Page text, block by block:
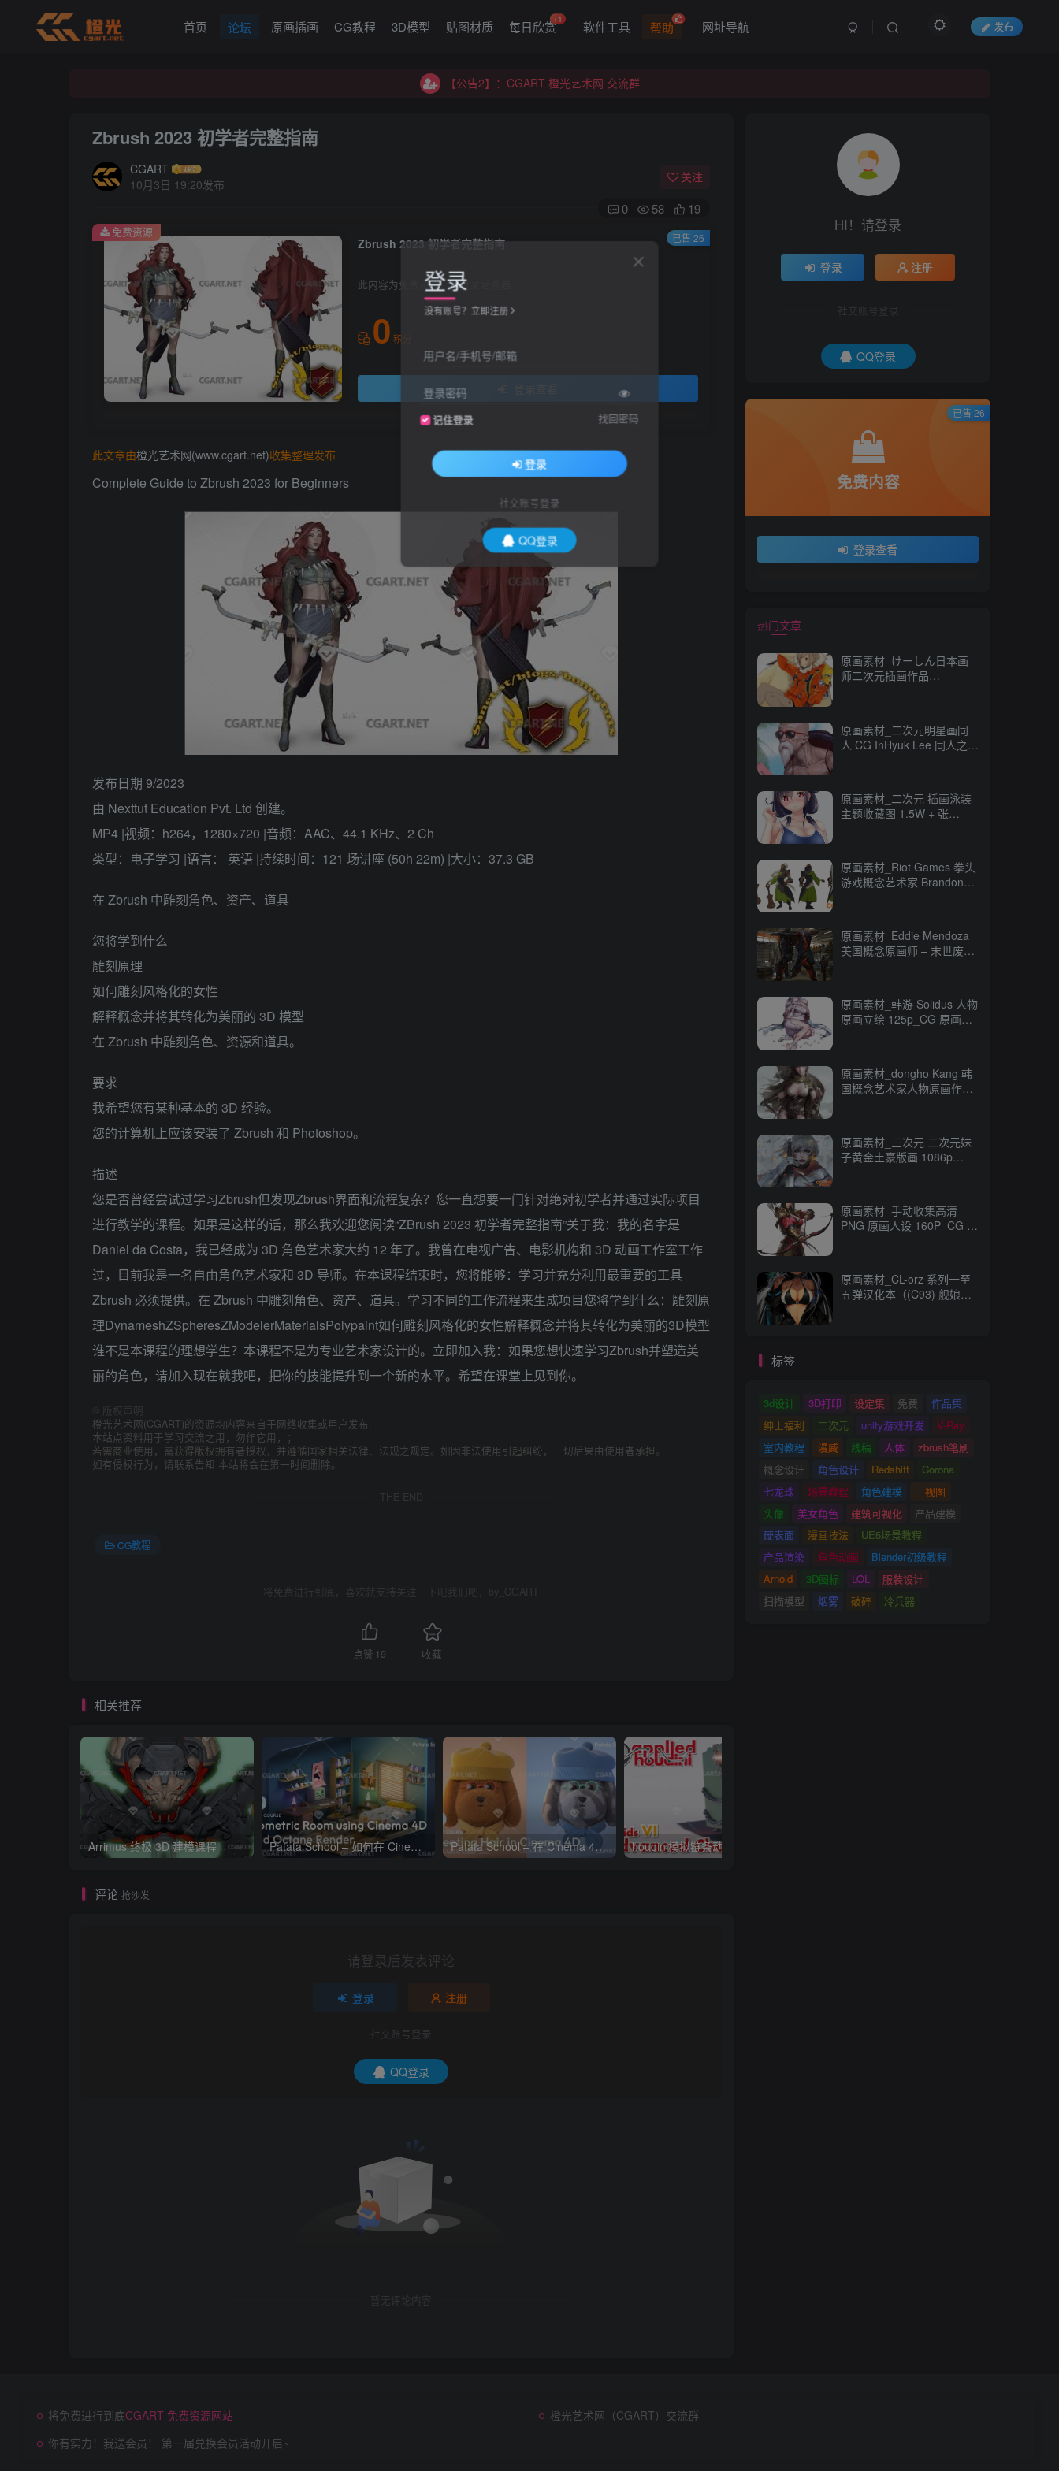
首页 论坛 原画插画 CG教程 3D模型 贴图材质 每日欣赏+1 软件工具 帮助 网址导航 发布
【公告2】：CGART 橙光艺术网 交流群
【公告2】：CGART 橙光艺术网 交流群
Zbrush 2023 初学者完整指南
CGART
10月3日 19:20发布
关注
0 58 19
Zbrush 2023 初学者完整指南
此内容为免费资源，请登录后查看
0 积分
免费资源 已售 26
此文章由橙光艺术网(www.cgart.net)收集整理发布
Complete Guide to Zbrush 2023 for Beginners
发布日期 9/2023
由 Nexttut Education Pvt. Ltd 创建。
MP4 |视频：h264，1280×720 |音频：AAC、44.1 KHz、2 Ch
类型：电子学习 |语言： 英语 |持续时间：121 场讲座 (50h 22m) |大小：37.3 GB
在 Zbrush 中雕刻角色、资产、道具
您将学到什么
雕刻原理
如何雕刻风格化的女性
解释概念并将其转化为美丽的 3D 模型
在 Zbrush 中雕刻角色、资源和道具。
要求
我希望您有某种基本的 3D 经验。
您的计算机上应该安装了 Zbrush 和 Photoshop。
描述
您是否曾经尝试过学习Zbrush但发现Zbrush界面和流程复杂？您一直想要一门针对绝对初学者并通过实际项目
进行教学的课程。如果是这样的话，那么我欢迎您阅读“ZBrush 2023 初学者完整指南”关于我：我的名字是
Daniel da Costa，我已经成为 3D 角色艺术家大约 12 年了。我曾在电视广告、电影机构和 3D 动画工作室工作
过，目前我是一名自由角色艺术家和 3D 导师。在本课程结束时，您将能够：学习并充分利用最重要的工具
Zbrush 必须提供。在 Zbrush 中雕刻角色、资产、道具。学习不同的工作流程来生成项目您将学到什么：雕刻原
理DynameshZSpheresZModelerMaterialsPolypaint如何雕刻风格化的女性解释概念并将其转化为美丽的3D模型
谁不是本课程的理想学生？本课程不是为专业艺术家设计的。立即加入我：如果您想快速学习Zbrush并塑造美
丽的角色，请加入现在就我吧，把你的技能提升到一个新的水平。希望在课堂上见到你。
版权声明
橙光艺术网(CGART)的资源均内容来自于网络收集或用户发布.
本站点资料用于学习交流之用，勿作它用，；
若需商业使用，需获得版权拥有者授权，并遵循国家相关法律、法规之规定。如因非法使用引起纠纷，一切后果由使用者承担。
如有侵权行为，请联系告知 本站将会在第一时间删除。
THE END
CG教程
将免费进行到底，喜欢就支持关注一下吧我们吧，by_CGART
点赞 19 收藏
相关推荐
Arrimus 终极 3D 建模课程 Patata School – 如何在 Cinema 4D 和 Octane 中制迷你房间 Patata School – 在 Cinema 4D 中创建毛发教程 houdini模拟链条动画
评论 抢沙发
请登录后发表评论
登录 注册
社交账号登录
QQ登录
暂无评论内容
HI！请登录
登录 注册
社交账号登录
QQ登录
免费内容
登录查看
已售 26
热门文章
原画素材_けーしん日本画
师二次元插画作品
原画素材_二次元明星画同
人 CG InHyuk Lee 同人之神
原画素材_二次元 插画泳装
主题收藏图 1.5W + 张
原画素材_Riot Games 拳头
游戏概念艺术家 Brandon
原画素材_Eddie Mendoza
美国概念原画师 – 末世废土
原画素材_韩游 Solidus 人物
原画立绘 125p_CG 原画资
原画素材_dongho Kang 韩
国概念艺术家人物原画作品
原画素材_三次元 二次元妹
子黄金土豪版画 1086p
原画素材_手动收集高清
PNG 原画人设 160P_CG 原
原画素材_CL-orz 系列一至
五弹汉化本（(C93) 舰娘
标签
3d设计 3D打印 设定集 免费
作品集
绅士福利
二次元 unity游戏开发
V-Ray
室内教程
漫威 线稿 人体
zbrush笔刷
概念设计
角色设计 Redshift
Corona
七龙珠
场景教程 角色建模
三视图
头像
美女角色 建筑可视化
产品建模
硬表面
漫画技法
UE5场景教程
产品渲染
角色动画
Blender初级教程
Arnold
3D图标 LOL
服装设计
扫描模型
烟雾 破碎 冷兵器
将免费进行到底CGART 免费资源网站
橙光艺术网（CGART）交流群
你有实力！我送会员！ 第一届兑换会员活动开启~
登录
没有账号？立即注册
用户名/手机号/邮箱
登录密码
记住登录 找回密码
登录
社交账号登录
QQ登录